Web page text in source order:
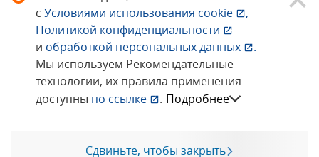
с Условиями использования cookie
,
Политикой конфиденциальности
и обработкой персональных данных
.
Мы используем Рекомендательные
технологии, их правила применения
доступны по ссылке . Подробнее
Сдвиньте, чтобы закрыть
© 1998−2026 «1С‑Рарус» ®. Все права
защищены.
Сообщить об ошибке
Позвоните мне